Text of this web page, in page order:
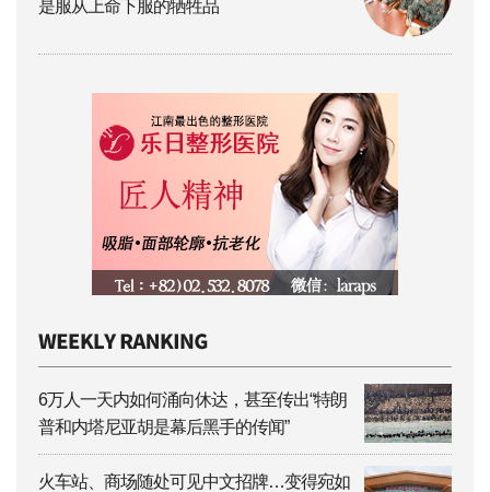
是服从上命下服的牺牲品
6万人一天内如何涌向休达，甚至传出“特朗
普和内塔尼亚胡是幕后黑手的传闻”
火车站、商场随处可见中文招牌…变得宛如